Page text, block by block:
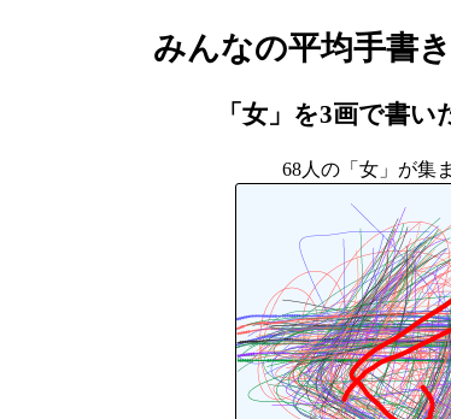
みんなの平均手書
「女」を3画で書い
68人の「女」が集